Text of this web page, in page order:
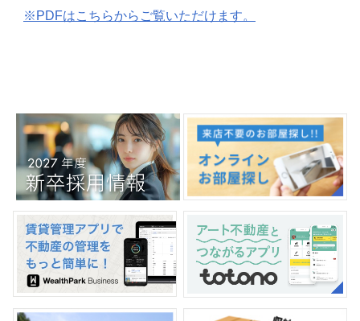
※PDFはこちらからご覧いただけます。